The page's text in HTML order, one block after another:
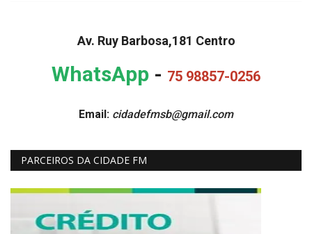
Av. Ruy Barbosa,181 Centro
WhatsApp - 75 98857-0256
Email: cidadefmsb@gmail.com
PARCEIROS DA CIDADE FM